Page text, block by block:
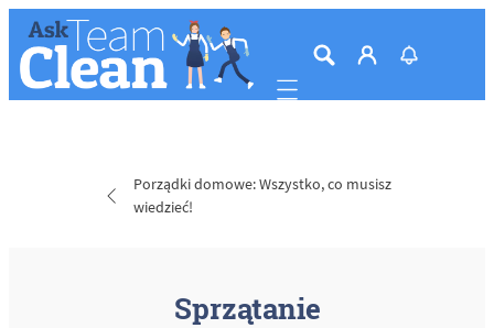
Mobile navigation
Porządki domowe: Wszystko, co musisz
wiedzieć!
Sprzątanie